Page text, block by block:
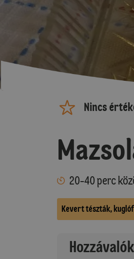
Nincs
20-40 perc
Kevert tészták,
Hozzávalók